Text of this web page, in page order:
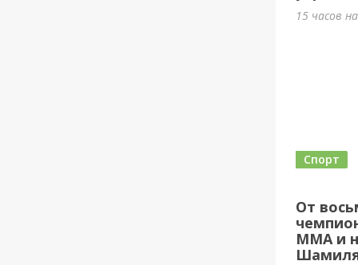
15 часов
От
ММА и
Спорт